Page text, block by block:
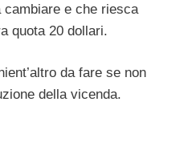
e che riesca
quota 20 dollari.
da fare se non
della vicenda.